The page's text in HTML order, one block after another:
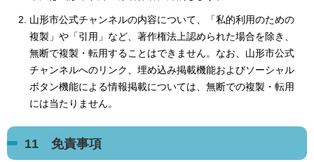
山形市公式チャンネルの内容について、「私的利用のための
複製」や「引用」など、著作権法上認められた場合を除き、
無断で複製・転用することはできません。なお、山形市公式
チャンネルへのリンク、埋め込み掲載機能およびソーシャル
ボタン機能による情報掲載については、無断での複製・転用
には当たりません。
11 免責事項